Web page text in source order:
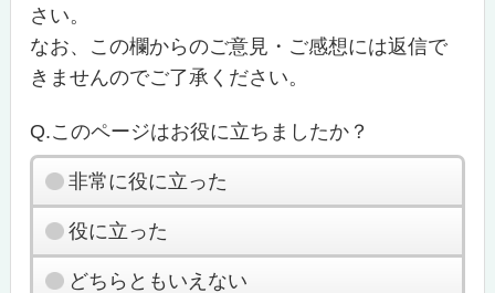
さい。
なお、この欄からのご意見・ご感想には返信で
きませんのでご了承ください。
Q.このページはお役に立ちましたか？
非常に役に立った
役に立った
どちらともいえない